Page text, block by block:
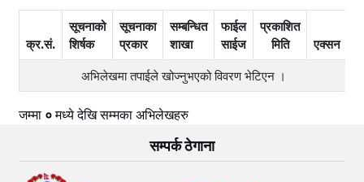
क्र.सं.
सूचनाको
शिर्षक
सूचनाका
प्रकार
सम्बन्धित
शाखा
फाईल
साईज
प्रकाशित
मिति
एक्सन
अभिलेखमा तपाईले खोज्‍नुभएको विवरण भेटिएन ।
जम्मा ०मध्येदेखिसम्मका अभिलेखहरु
सम्पर्क ठेगाना